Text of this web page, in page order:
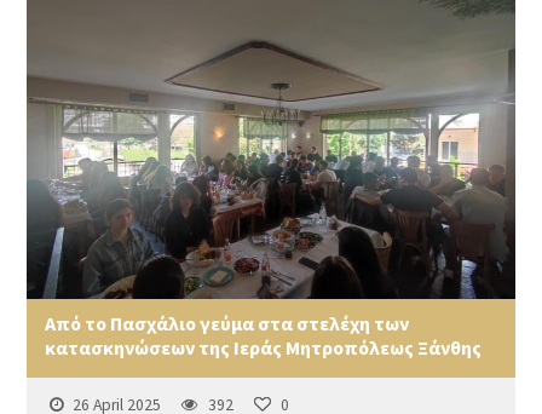
Από το Πασχάλιο γεύμα στα στελέχη των
κατασκηνώσεων της Ιεράς Μητροπόλεως Ξάνθης
26 April 2025 392
0